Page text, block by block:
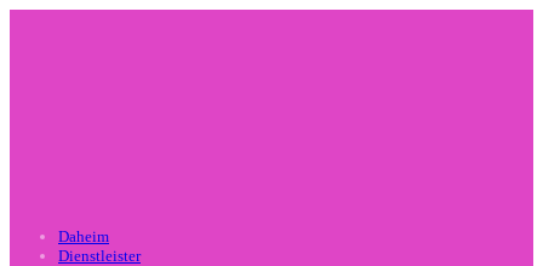
Daheim
Dienstleister